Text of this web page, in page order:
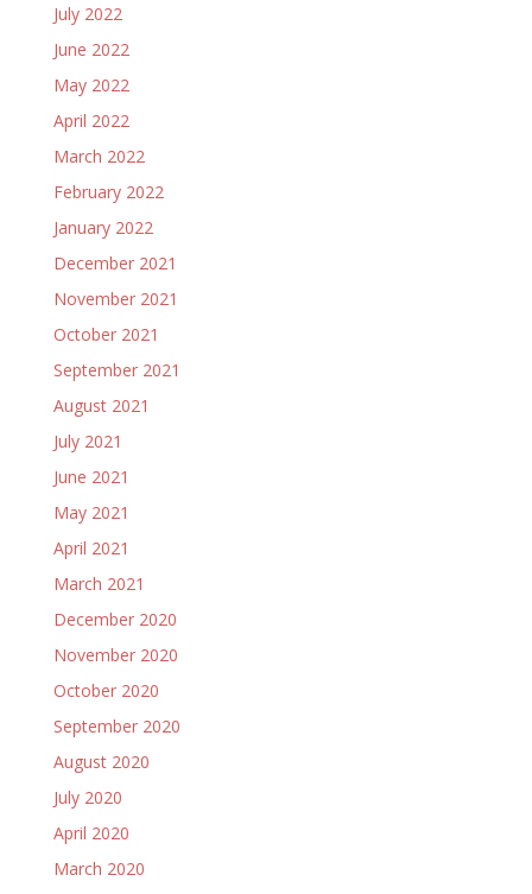
July 2022
June 2022
May 2022
April 2022
March 2022
February 2022
January 2022
December 2021
November 2021
October 2021
September 2021
August 2021
July 2021
June 2021
May 2021
April 2021
March 2021
December 2020
November 2020
October 2020
September 2020
August 2020
July 2020
April 2020
March 2020